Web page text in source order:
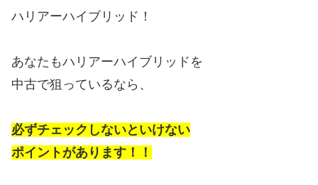
ハリアーハイブリッド！
あなたもハリアーハイブリッドを
中古で狙っているなら、
必ずチェックしないといけない
ポイントがあります！！